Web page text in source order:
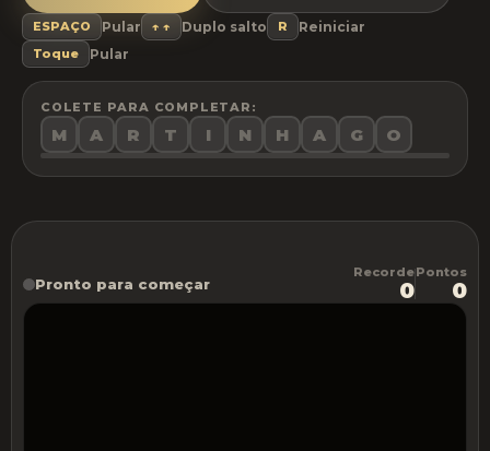
ESPAÇO Pular ↑ ↑ Duplo salto R Reiniciar
Toque Pular
COLETE PARA COMPLETAR:
M A R T I N H A G O
Pronto para começar
Recorde
0
Pontos
0